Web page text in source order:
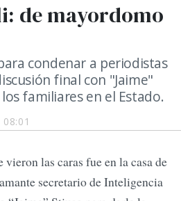
de mayordomo
condenar a periodistas
final con "Jaime"
familiares en el Estado.
vieron las caras fue en la casa de
secretario de Inteligencia